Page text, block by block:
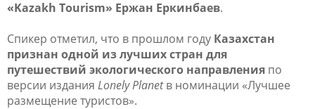
«Kazakh Tourism» Ержан Еркинбаев.
Спикер отметил, что в прошлом году Казахстан
признан одной из лучших стран для
путешествий экологического направления по
версии издания Lonely Planetв номинации «Лучшее
размещение туристов».